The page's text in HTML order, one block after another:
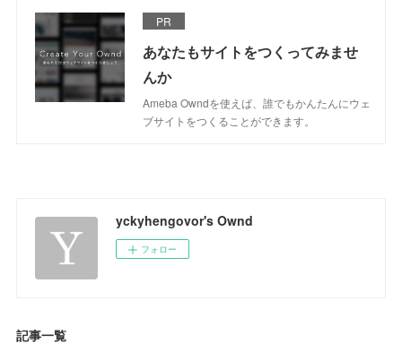
PR
あなたもサイトをつくってみませ
んか
Ameba Owndを使えば、誰でもかんたんにウェ
ブサイトをつくることができます。
yckyhengovor's Ownd
フォロー
記事一覧